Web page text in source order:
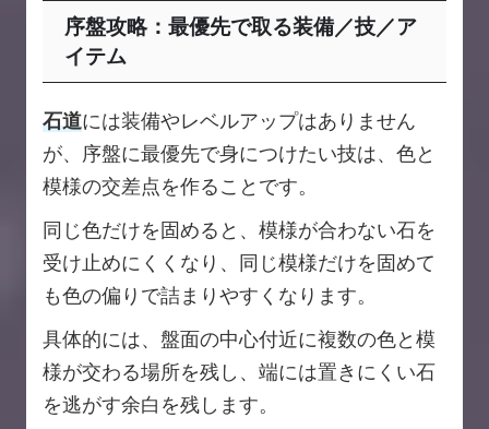
序盤攻略：最優先で取る装備／技／ア
イテム
石道には装備やレベルアップはありません
が、序盤に最優先で身につけたい技は、色と
模様の交差点を作ることです。
同じ色だけを固めると、模様が合わない石を
受け止めにくくなり、同じ模様だけを固めて
も色の偏りで詰まりやすくなります。
具体的には、盤面の中心付近に複数の色と模
様が交わる場所を残し、端には置きにくい石
を逃がす余白を残します。